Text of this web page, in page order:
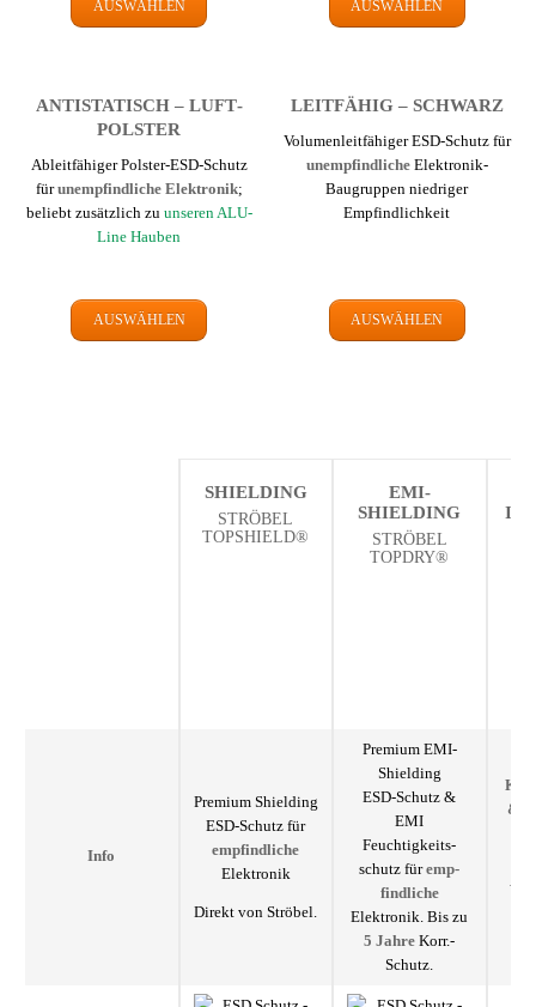
AUSWÄHLEN AUSWÄHLEN
ANTI­STATISCH – LUFT­
POLSTER
Ableit­fähiger Polster-ESD-Schutz
fürun­emp­find­liche Elektronik;
beliebt zusätzlich zu unseren ALU-
Line Hauben
AUSWÄHLEN
LEIT­FÄHIG – SCHWARZ
Volumenleit­fähiger ESD-Schutz für
un­emp­find­liche Elektronik-
Baugruppen niedriger
Empfindlich­keit
AUSWÄHLEN
SHIELDING
STRÖBEL
TOPSHIELD®
EMI-
SHIELDING
STRÖBEL
TOPDRY®
Info
Premium Shielding
ESD-Schutz für
emp­find­liche
Elektronik
Direkt von Ströbel.
Premium EMI-
Shielding
ESD-Schutz &
EMI
Feuchtigkeits­
schutz füremp­
find­liche
Elektronik. Bis zu
5 Jahre Korr.-
Schutz.
&